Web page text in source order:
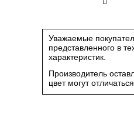
Уважаемые
представленного в
характеристик.
Производитель
цвет могут